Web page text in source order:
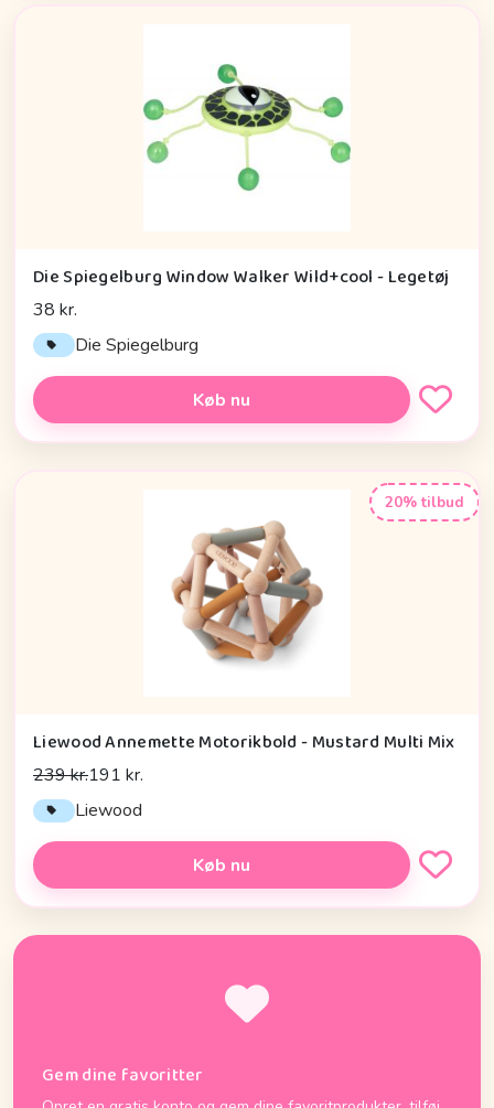
Die Spiegelburg Window Walker Wild+cool - Legetøj
38 kr.
Die Spiegelburg
Køb nu
20% tilbud
Liewood Annemette Motorikbold - Mustard Multi Mix
239 kr.191 kr.
Liewood
Køb nu
Gem dine favoritter